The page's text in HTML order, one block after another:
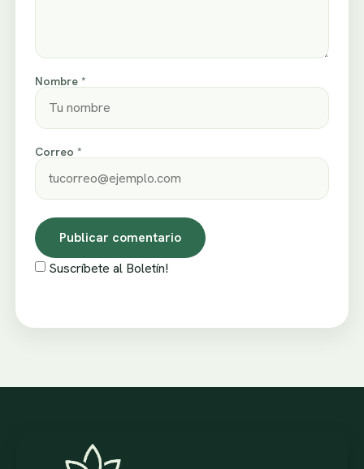
Nombre *
Correo *
Suscríbete al Boletín!